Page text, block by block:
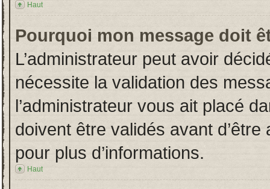
Haut
Pourquoi mon message doit
L’administrateur peut avoir
nécessite la validation des
l’administrateur vous ait placé
doivent être validés avant
pour plus d’informations.
Haut